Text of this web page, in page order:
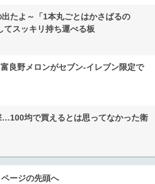
たよ～「1本丸ごとはかさばるの
スッキリ持ち運べる板
良野メロンがセブン‐イレブン限定で
…100均で買えるとは思ってなかった衛
ページの先頭へ